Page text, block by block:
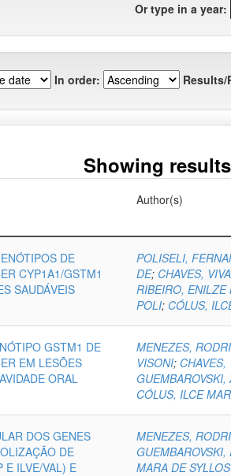
Or type in a year:
In order: Results/
Showing
Author(s)
DE
CYP1A1/GSTM1
SAUDÁVEIS
POLISELI,
DE; CHAVES,
RIBEIRO, ENILZE
POLI; CÓLUS,
GSTM1 DE
EM LESÕES
ORAL
MENEZES,
VISONI; CHAVES,
GUEMBAROVSKI,
CÓLUS, ILCE
DOS GENES
DE
E ILVE/VAL) E
MENEZES,
MARA DE SYLLOS